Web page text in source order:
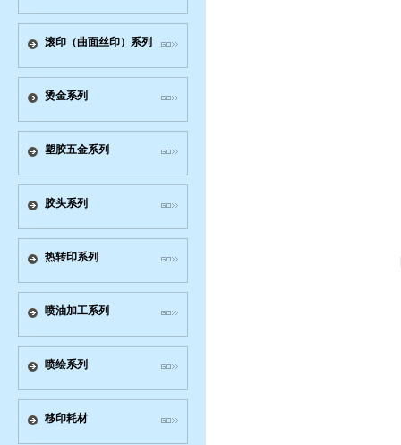
滚印（曲面丝印）系列
烫金系列
塑胶五金系列
胶头系列
热转印系列
喷油加工系列
喷绘系列
移印耗材